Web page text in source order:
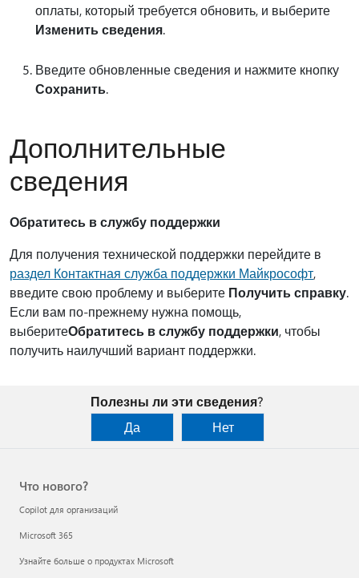
оплаты, который требуется обновить, и выберите
Изменить сведения.
Введите обновленные сведения и нажмите кнопку
Сохранить.
Дополнительные
сведения
Обратитесь в службу поддержки
Для получения технической поддержки перейдите в
раздел Контактная служба поддержки Майкрософт,
введите свою проблему и выберите Получить справку.
Если вам по-прежнему нужна помощь,
выберитеОбратитесь в службу поддержки, чтобы
получить наилучший вариант поддержки.
Полезны ли эти сведения?
Да
Нет
Что нового?
Copilot для организаций
Microsoft 365
Узнайте больше о продуктах Microsoft